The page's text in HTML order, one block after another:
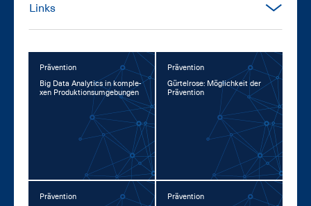
Links
Prävention
Big Da­ta Ana­lytics in kom­ple­
xen Pro­duk­ti­ons­um­ge­bun­gen
Prävention
Gür­tel­ro­se: Mög­lich­keit der
Prä­ven­ti­on
Prävention
Prävention